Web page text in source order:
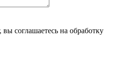
соглашаетесь на обработку